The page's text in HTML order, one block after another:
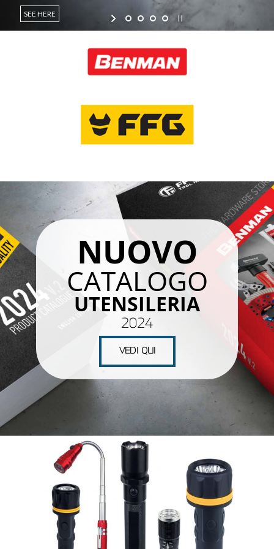
SEE HERE
NUOVO
CATALOGO
UTENSILERIA
2024
VEDI QUI